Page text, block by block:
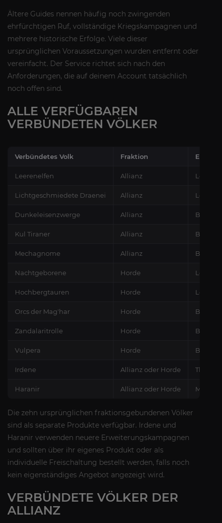
Ältere Guides nennen häufig noch zwingenden
ehrfürchtigen Ruf, vollständige Kriegskampagnen und
mehrere historische Erfolge. Viele dieser
ursprünglichen Voraussetzungen wurden entfernt oder
vereinfacht. Der Service richtet sich nach den
Anforderungen, die auf deinem Account tatsächlich
noch offen sind.
ALLE VERFÜGBAREN
VERBÜNDETEN VÖLKER
Verbündetes Volk Fraktion
Leerenelfen Allianz Legion
Lichtgeschmiedete Draenei Allianz Legion
Dunkeleisenzwerge Allianz Battle
Kul Tiraner Allianz Battle
Mechagnome Allianz Battle
Nachtgeborene Horde Legion
Hochbergtauren Horde Legion
Orcs der Mag'har Horde Battle
Zandalaritrolle Horde Battle
Vulpera Horde Battle
Irdene Allianz oder Horde The
Haranir Allianz oder Horde
Die zehn ursprünglichen fraktionsgebundenen Völker
sind als separate Produkte verfügbar. Irdene und
Haranir verwenden neuere Erweiterungskampagnen
und sollten über ihr eigenes Produkt oder als
individuelle Freischaltung bestellt werden, falls noch
kein eigenständiges Angebot angezeigt wird.
VERBÜNDETE VÖLKER DER
ALLIANZ